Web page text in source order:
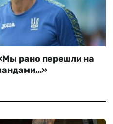
рано перешли на